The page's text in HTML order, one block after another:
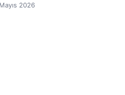
2026